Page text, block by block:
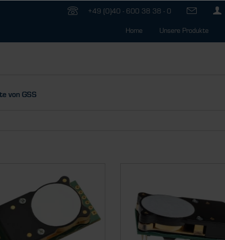
+49 (0)40 - 600 38 38 - 0
Home Unsere Produkte
von GSS